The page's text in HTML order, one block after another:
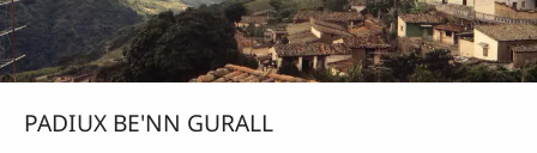
PADIUX BE'NN GURALL